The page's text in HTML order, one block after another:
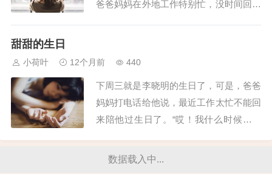
爸爸妈妈在外地工作特别忙，没时间回来
学们缠上了五颜六色的彩带，讲台上放着
一个大大的蛋...
甜甜的生日
小荷叶 12个月前 440
下周三就是李晓明的生日了，可是，爸爸
妈妈打电话给他说，最近工作太忙不能回
来陪他过生日了。“哎！我什么时候才能
呢？”他在内心期盼着。转眼到了周三，
数据载入中...